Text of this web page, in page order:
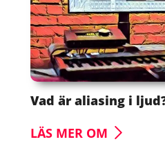
Vad är aliasing i
LÄS MER OM